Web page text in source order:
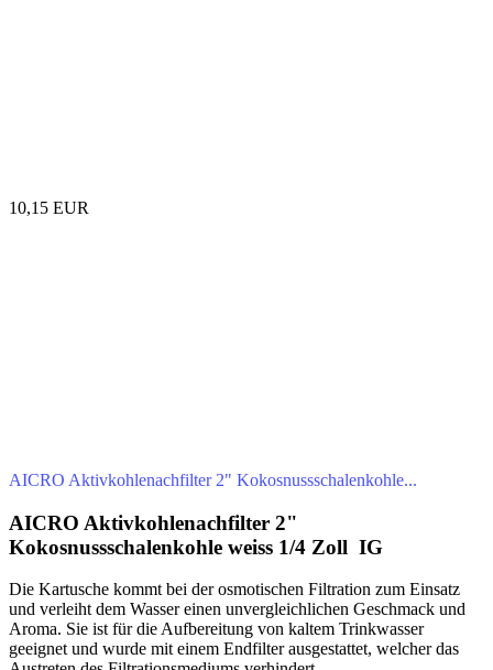
10,15 EUR
AICRO Aktivkohlenachfilter 2" Kokosnussschalenkohle...
AICRO Aktivkohlenachfilter 2"
Kokosnussschalenkohle weiss 1/4 Zoll IG
Die Kartusche kommt bei der osmotischen Filtration zum Einsatz
und verleiht dem Wasser einen unvergleichlichen Geschmack und
Aroma. Sie ist für die Aufbereitung von kaltem Trinkwasser
geeignet und wurde mit einem Endfilter ausgestattet, welcher das